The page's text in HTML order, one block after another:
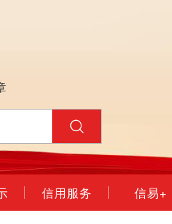
信用服务 信易+